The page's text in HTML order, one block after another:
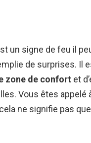
un signe de feu il
de surprises. Il
zone de confort et
Vous êtes appelé
ne signifie pas